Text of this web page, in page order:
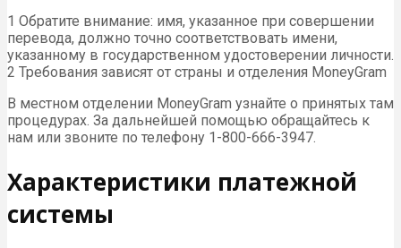
1 Обратите внимание: имя, указанное при совершении
перевода, должно точно соответствовать имени,
указанному в государственном удостоверении личности.
2 Требования зависят от страны и отделения MoneyGram
В местном отделении MoneyGram узнайте о принятых там
процедурах. За дальнейшей помощью обращайтесь к
нам или звоните по телефону 1-800-666-3947.
Характеристики платежной
системы